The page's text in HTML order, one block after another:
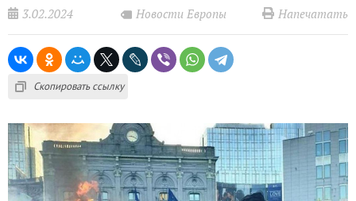
3.02.2024
Новости Европы Напечатать
Скопировать ссылку